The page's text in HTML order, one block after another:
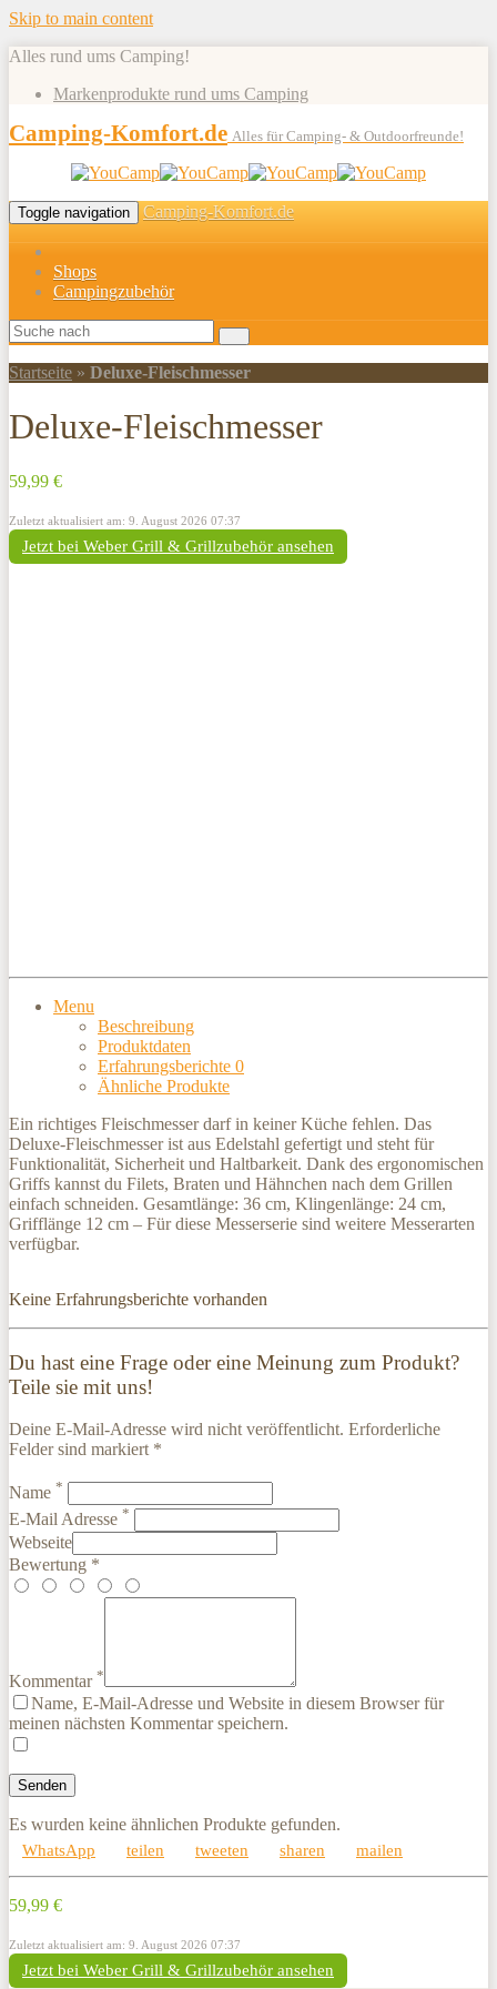
Skip to main content
Alles rund ums Camping!
Markenprodukte rund ums Camping
Camping-Komfort.de Alles für Camping- & Outdoorfreunde!
Toggle navigation Camping-Komfort.de
Shops
Campingzubehör
Startseite » Deluxe-Fleischmesser
Deluxe-Fleischmesser
59,99 €
Zuletzt aktualisiert am: 9. August 2026 07:37
Jetzt bei Weber Grill & Grillzubehör ansehen
Menu
Beschreibung
Produktdaten
Erfahrungsberichte 0
Ähnliche Produkte
Ein richtiges Fleischmesser darf in keiner Küche fehlen. Das
Deluxe-Fleischmesser ist aus Edelstahl gefertigt und steht für
Funktionalität, Sicherheit und Haltbarkeit. Dank des ergonomischen
Griffs kannst du Filets, Braten und Hähnchen nach dem Grillen
einfach schneiden. Gesamtlänge: 36 cm, Klingenlänge: 24 cm,
Grifflänge 12 cm – Für diese Messerserie sind weitere Messerarten
verfügbar.
Keine Erfahrungsberichte vorhanden
Du hast eine Frage oder eine Meinung zum Produkt?
Teile sie mit uns!
Deine E-Mail-Adresse wird nicht veröffentlicht. Erforderliche
Felder sind markiert *
Name *
E-Mail Adresse *
Webseite
Bewertung *
Kommentar *
Name, E-Mail-Adresse und Website in diesem Browser für
meinen nächsten Kommentar speichern.
Es wurden keine ähnlichen Produkte gefunden.
WhatsApp teilen tweeten sharen mailen
59,99 €
Zuletzt aktualisiert am: 9. August 2026 07:37
Jetzt bei Weber Grill & Grillzubehör ansehen